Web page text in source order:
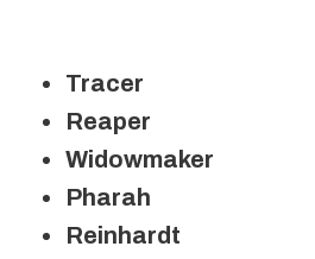
Tracer
Reaper
Widowmaker
Pharah
Reinhardt